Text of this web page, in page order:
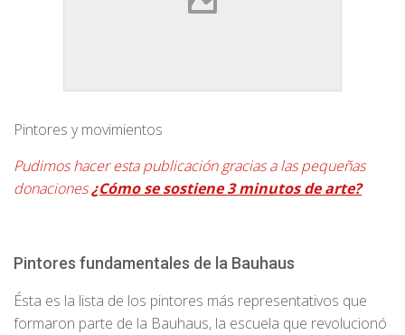
Pintores y movimientos
Pudimos hacer esta publicación gracias a las pequeñas
donaciones¿Cómo se sostiene 3 minutos de arte?
Pintores fundamentales de la Bauhaus
Ésta es la lista de los pintores más representativos que
formaron parte de la Bauhaus, la escuela que revolucionó